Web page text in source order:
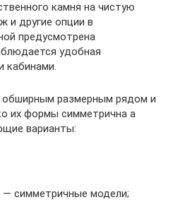
камня на чистую
и другие опции в
предусмотрена
удобная
кабинами.
размерным рядом и
их формы симметрична а
варианты:
— симметричные модели;